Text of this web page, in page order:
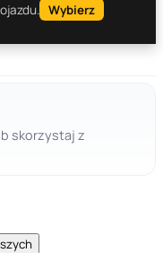
Wybierz
skorzystaj z